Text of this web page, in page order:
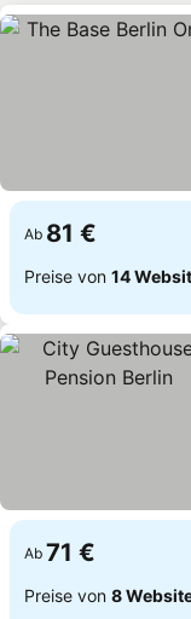
Ab 81 €
Preise von 14
Ab 71 €
Preise von 8